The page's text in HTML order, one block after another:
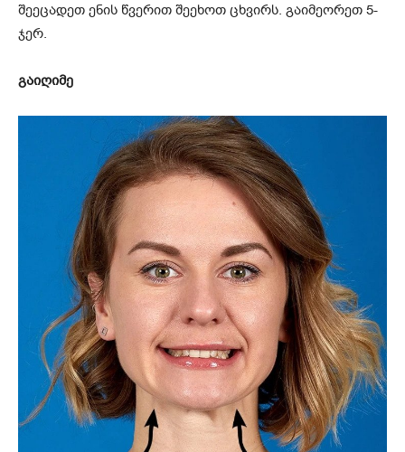
შეეცადეთ ენის წვერით შეეხოთ ცხვირს. გაიმეორეთ 5-
ჯერ.
გაიღიმე